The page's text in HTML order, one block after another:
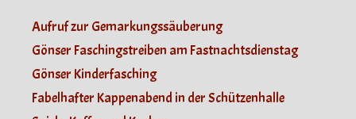
Aufruf zur Gemarkungssäuberung
Gönser Faschingstreiben am Fastnachtsdienstag
Gönser Kinderfasching
Fabelhafter Kappenabend in der Schützenhalle